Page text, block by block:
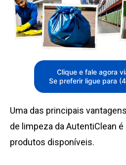
Clique e fale agora
Se preferir ligue para
Uma das principais
de limpeza da AutentiClean é
produtos disponíveis.